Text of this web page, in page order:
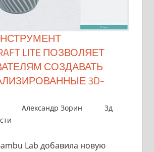
LITE ПОЗВОЛЯЕТ
СОЗДАВАТЬ
3D-
Александр Зорин
3д
Lab добавила новую